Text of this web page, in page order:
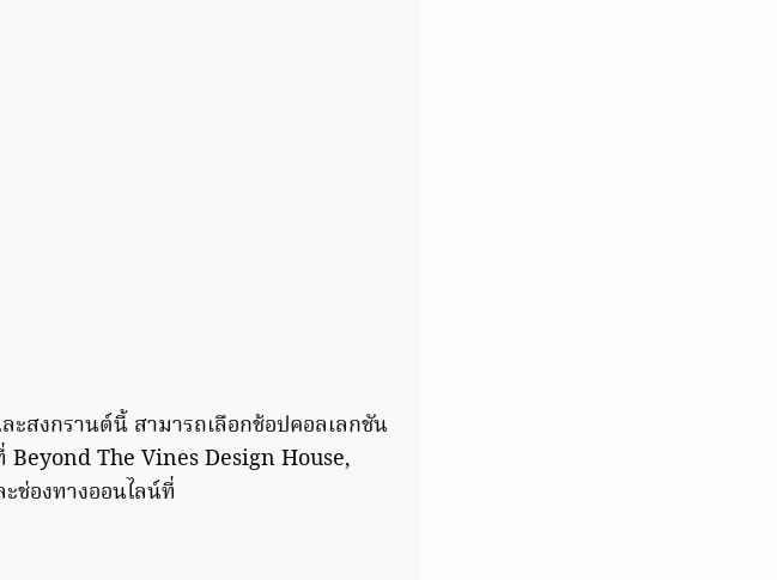
ะสงกรานต์นี้ สามารถเลือกช้อปคอลเลกชัน
Beyond The Vines Design House,
ช่องทางออนไลน์ที่